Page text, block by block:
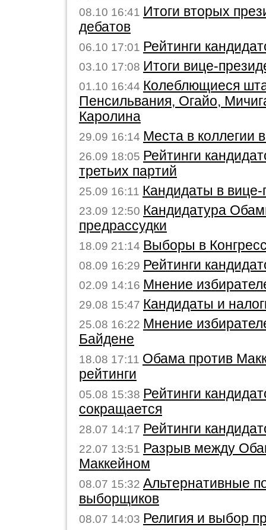
08.10 16:41 Итоги вторых
дебатов
06.10 17:01 Рейтинги
03.10 17:08 Итоги вице-
01.10 16:44 Колеблющиеся
Пенсильвания, Огайо,
Каролина
29.09 16:14 Места в коллегии
26.09 18:05 Рейтинги
третьих партий
25.09 16:11 Кандидаты в
23.09 12:50 Кандидатура
предрассудки
18.09 21:14 Выборы в
08.09 16:29 Рейтинги
02.09 14:16 Мнение
29.08 15:47 Кандидаты и
25.08 16:22 Мнение
Байдене
18.08 17:11 Обама против
рейтинги
05.08 15:38 Рейтинги
сокращается
28.07 14:17 Рейтинги
22.07 13:51 Разрыв между
Маккейном
08.07 15:32 Альтернативные
выборщиков
08.07 14:03 Религия и выбор